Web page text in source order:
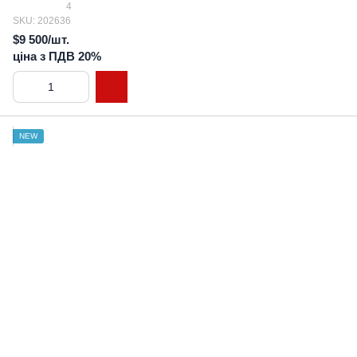
4
SKU: 202636
$9 500/шт.
ціна з ПДВ 20%
NEW